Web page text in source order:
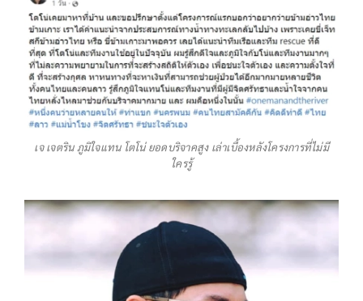
เจ เจตริน ภูมิใจแทน โตโน่ ยอดบริจาคสูง เล่าเบื้องหลังโครงการที่ไม่มี
ใครรู้